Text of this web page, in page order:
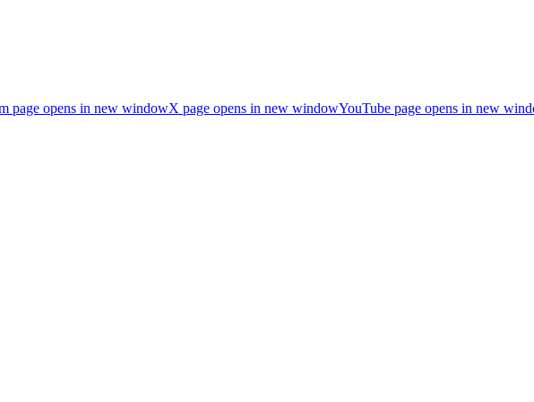
page opens in new windowX page opens in new windowYouTube page opens in new